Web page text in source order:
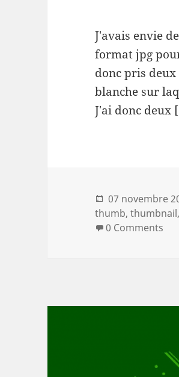
J'avais envie
format jpg
donc pris
blanche sur
J'ai donc deux
07 novembre
thumb thumbnail
0 Comments